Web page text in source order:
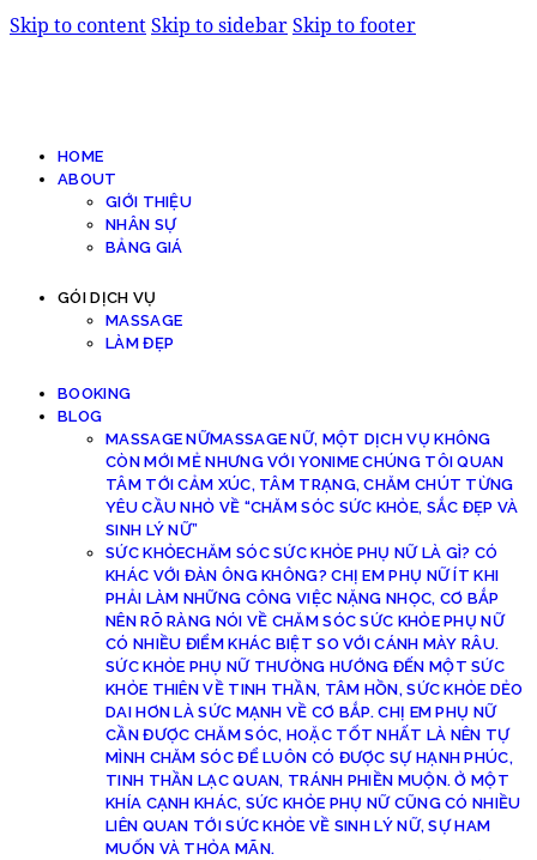
Skip to contentSkip to sidebarSkip to footer
HOME
ABOUT
GIỚI THIỆU
NHÂN SỰ
BẢNG GIÁ
GÓI DỊCH VỤ
MASSAGE
LÀM ĐẸP
BOOKING
BLOG
MASSAGE NỮMASSAGE NỮ, MỘT DỊCH VỤ KHÔNG
CÒN MỚI MẺ NHƯNG VỚI YONIME CHÚNG TÔI QUAN
TÂM TỚI CẢM XÚC, TÂM TRẠNG, CHĂM CHÚT TỪNG
YÊU CẦU NHỎ VỀ “CHĂM SÓC SỨC KHỎE, SẮC ĐẸP VÀ
SINH LÝ NỮ”
SỨC KHỎECHĂM SÓC SỨC KHỎE PHỤ NỮ LÀ GÌ? CÓ
KHÁC VỚI ĐÀN ÔNG KHÔNG? CHỊ EM PHỤ NỮ ÍT KHI
PHẢI LÀM NHỮNG CÔNG VIỆC NẶNG NHỌC, CƠ BẮP
NÊN RÕ RÀNG NÓI VỀ CHĂM SÓC SỨC KHỎE PHỤ NỮ
CÓ NHIỀU ĐIỂM KHÁC BIỆT SO VỚI CÁNH MÀY RÂU.
SỨC KHỎE PHỤ NỮ THƯỜNG HƯỚNG ĐẾN MỘT SỨC
KHỎE THIÊN VỀ TINH THẦN, TÂM HỒN, SỨC KHỎE DẺO
DAI HƠN LÀ SỨC MẠNH VỀ CƠ BẮP. CHỊ EM PHỤ NỮ
CẦN ĐƯỢC CHĂM SÓC, HOẶC TỐT NHẤT LÀ NÊN TỰ
MÌNH CHĂM SÓC ĐỂ LUÔN CÓ ĐƯỢC SỰ HẠNH PHÚC,
TINH THẦN LẠC QUAN, TRÁNH PHIỀN MUỘN. Ở MỘT
KHÍA CẠNH KHÁC, SỨC KHỎE PHỤ NỮ CŨNG CÓ NHIỀU
LIÊN QUAN TỚI SỨC KHỎE VỀ SINH LÝ NỮ, SỰ HAM
MUỐN VÀ THỎA MÃN.